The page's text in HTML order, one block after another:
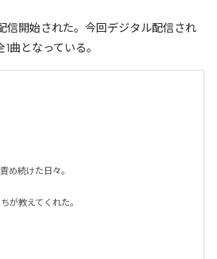
信開始された。今回デジタル配信され
1曲となっている。
め続けた日々。
が教えてくれた。